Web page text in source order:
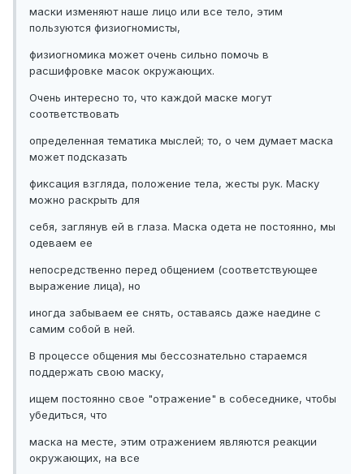
маски изменяют наше лицо или все тело, этим
пользуются физиогномисты,
физиогномика может очень сильно помочь в
расшифровке масок окружающих.
Очень интересно то, что каждой маске могут
соответствовать
определенная тематика мыслей; то, о чем думает маска
может подсказать
фиксация взгляда, положение тела, жесты рук. Маску
можно раскрыть для
себя, заглянув ей в глаза. Маска одета не постоянно, мы
одеваем ее
непосредственно перед общением (соответствующее
выражение лица), но
иногда забываем ее снять, оставаясь даже наедине с
самим собой в ней.
В процессе общения мы бессознательно стараемся
поддержать свою маску,
ищем постоянно свое "отражение" в собеседнике, чтобы
убедиться, что
маска на месте, этим отражением являются реакции
окружающих, на все